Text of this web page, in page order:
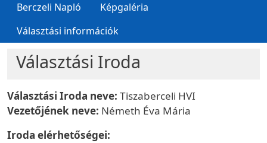
Berczeli Napló
Képgaléria
Választási információk
Választási Iroda
Választási Iroda neve: Tiszaberceli HVI
Vezetőjének neve: Németh Éva Mária
Iroda elérhetőségei: